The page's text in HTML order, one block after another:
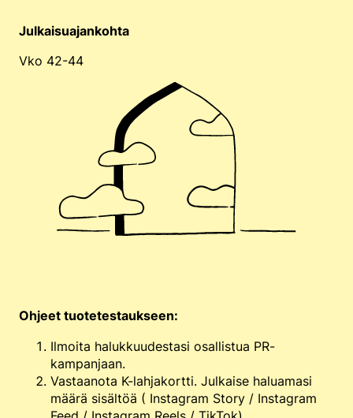
Julkaisuajankohta
Vko 42-44
Ohjeet tuotetestaukseen:
Ilmoita halukkuudestasi osallistua PR-
kampanjaan.
Vastaanota K-lahjakortti. Julkaise haluamasi
määrä sisältöä ( Instagram Story / Instagram